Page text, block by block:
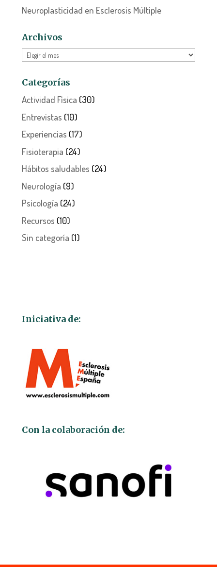
Neuroplasticidad en Esclerosis Múltiple
Archivos
Archivos
Categorías
Actividad Física (30)
Entrevistas (10)
Experiencias (17)
Fisioterapia (24)
Hábitos saludables (24)
Neurología (9)
Psicología (24)
Recursos (10)
Sin categoría (1)
Iniciativa de:
Con la colaboración de: